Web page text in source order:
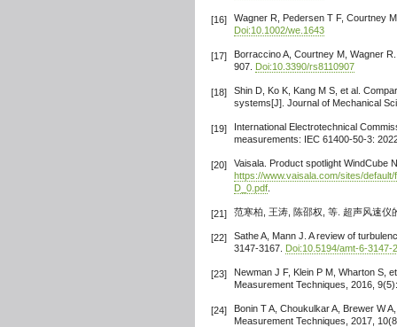
[16]
Wagner R, Pedersen T F, Courtney
Doi:10.1002/we.1643
[17]
Borraccino A, Courtney M, Wagner
907. Doi:10.3390/rs8110907
[18]
Shin D, Ko K, Kang M S, et al.
systems[J]. Journal of Mechanical
[19]
International Electrotechnical
measurements: IEC 61400-50-3:
[20]
Vaisala. Product spotlight WindCube
https://www.vaisala.com/sites/
D_0.pdf
[21] 范寒柏, 王涛, 陈邵权, 等. 超声风速
[22]
Sathe A, Mann J. A review of
3147-3167. Doi:10.5194/amt-6-3147-
[23]
Newman J F, Klein P M, Wharton S,
Measurement Techniques, 2016,
[24]
Bonin T A, Choukulkar A, Brewer W
Measurement Techniques, 2017,